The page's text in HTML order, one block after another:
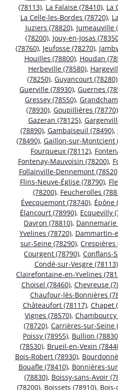
(78113), La Falaise (78410), La
La Celle-les-Bordes (78720),
Juziers (78820), Jumeauville
(78200), Jouy-en-Josas
(78760), Jeufosse (78270),
Houilles (78800), Houdan
Herbeville (78580),
(78250), Guyancourt (78280)
Guerville (78930), Guernes
Gressey (78550),
(78930), Goupillières (78770)
Gazeran (78125),
(78890), Gambaiseuil (78490),
(78490), Gaillon-sur-Montcient
Fourqueux (78112),
Fontenay-Mauvoisin (78200),
Follainville-Dennemont
Flins-Neuve-Église (78790),
(78200), Feucherolles
Évecquemont (78740), Épône
Élancourt (78990), Ecquevilly
Davron (78810), Dannemarie
Yvelines (78720), Dammartin-
sur-Seine (78290), Crespières
Courgent (78790), Conflans-
Condé-sur-Vesgre (78113)
Clairefontaine-en-Yvelines
Choisel (78460), Chevreuse
Chaufour-lès-Bonnières
Châteaufort (78117), Chapet
Vignes (78570), Chambourcy
(78720), Carrières-sur-Seine
Poissy (78955), Bullion
(78530), Brueil-en-Vexin
Bois-Robert (78930),
Bouafle (78410), Bonnières-
(78830), Boissy-sans-Avoir
(78200), Boissets (78910), Bois-